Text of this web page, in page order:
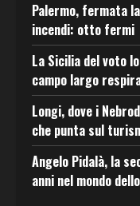
Palermo, fermata
incendi: otto fermi
La Sicilia del voto
campo largo
Longi, dove i
che punta sul
Angelo Pidalà, la
anni nel mondo